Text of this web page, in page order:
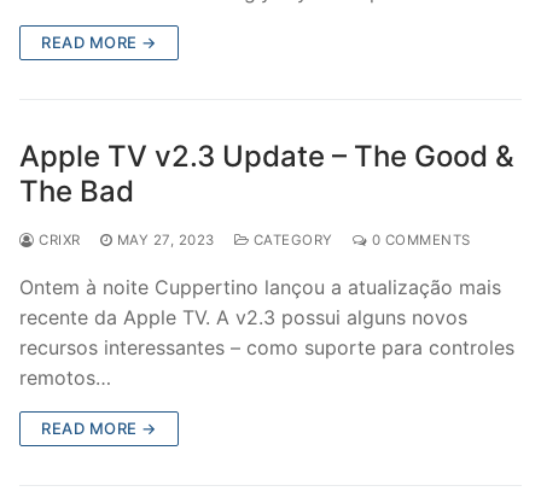
READ MORE →
Apple TV v2.3 Update – The Good &
The Bad
CRIXR MAY 27, 2023 CATEGORY 0 COMMENTS
Ontem à noite Cuppertino lançou a atualização mais
recente da Apple TV. A v2.3 possui alguns novos
recursos interessantes – como suporte para controles
remotos…
READ MORE →